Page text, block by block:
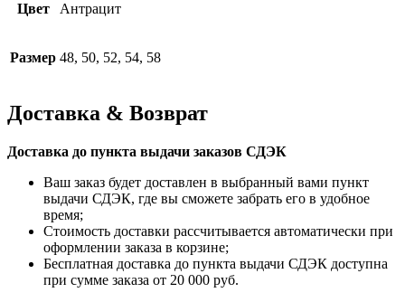
Цвет Антрацит
Размер 48, 50, 52, 54, 58
Доставка & Возврат
Доставка до пункта выдачи заказов СДЭК
Ваш заказ будет доставлен в выбранный вами пункт
выдачи СДЭК, где вы сможете забрать его в удобное
время;
Стоимость доставки рассчитывается автоматически при
оформлении заказа в корзине;
Бесплатная доставка до пункта выдачи СДЭК доступна
при сумме заказа от 20 000 руб.